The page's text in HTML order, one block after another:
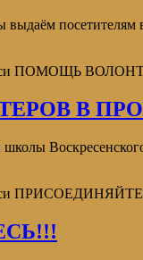
выдаём
ПОМОЩЬ
В
школы